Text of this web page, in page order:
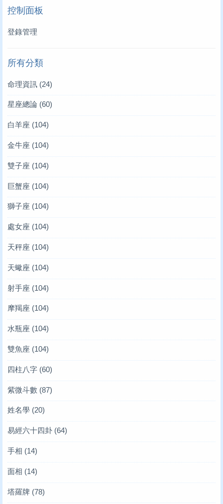
控制面板
登錄管理
所有分類
命理資訊 (24)
星座總論 (60)
白羊座 (104)
金牛座 (104)
雙子座 (104)
巨蟹座 (104)
獅子座 (104)
處女座 (104)
天秤座 (104)
天蠍座 (104)
射手座 (104)
摩羯座 (104)
水瓶座 (104)
雙魚座 (104)
四柱八字 (60)
紫微斗數 (87)
姓名學 (20)
易經六十四卦 (64)
手相 (14)
面相 (14)
塔羅牌 (78)